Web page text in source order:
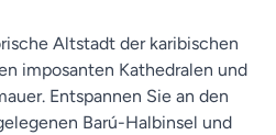
Altstadt der karibischen
imposanten Kathedralen und
Entspannen Sie an den
Barú-Halbinsel und